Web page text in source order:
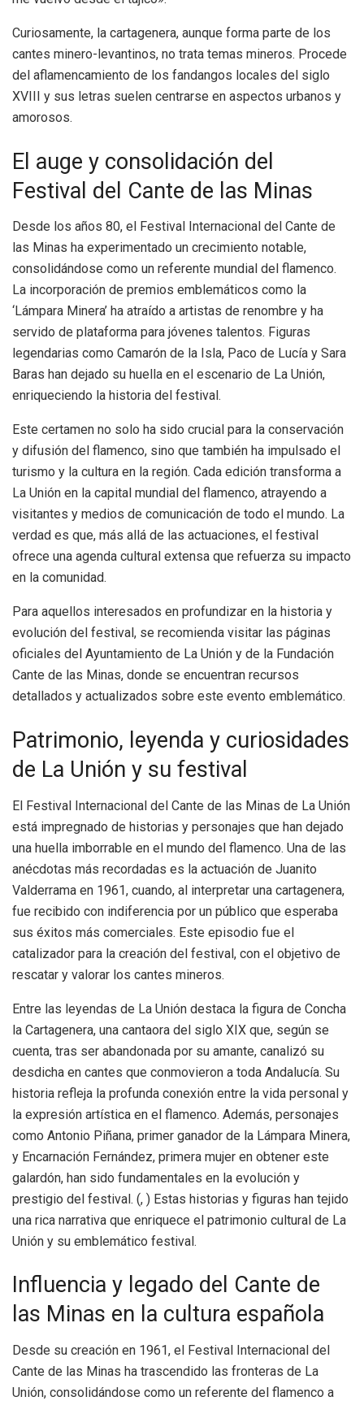
Curiosamente, la cartagenera, aunque forma parte de los
cantes minero-levantinos, no trata temas mineros. Procede
del aflamencamiento de los fandangos locales del siglo
XVIII y sus letras suelen centrarse en aspectos urbanos y
amorosos.
El auge y consolidación del
Festival del Cante de las Minas
Desde los años 80, el Festival Internacional del Cante de
las Minas ha experimentado un crecimiento notable,
consolidándose como un referente mundial del flamenco.
La incorporación de premios emblemáticos como la
‘Lámpara Minera’ ha atraído a artistas de renombre y ha
servido de plataforma para jóvenes talentos. Figuras
legendarias como Camarón de la Isla, Paco de Lucía y Sara
Baras han dejado su huella en el escenario de La Unión,
enriqueciendo la historia del festival.
Este certamen no solo ha sido crucial para la conservación
y difusión del flamenco, sino que también ha impulsado el
turismo y la cultura en la región. Cada edición transforma a
La Unión en la capital mundial del flamenco, atrayendo a
visitantes y medios de comunicación de todo el mundo. La
verdad es que, más allá de las actuaciones, el festival
ofrece una agenda cultural extensa que refuerza su impacto
en la comunidad.
Para aquellos interesados en profundizar en la historia y
evolución del festival, se recomienda visitar las páginas
oficiales del Ayuntamiento de La Unión y de la Fundación
Cante de las Minas, donde se encuentran recursos
detallados y actualizados sobre este evento emblemático.
Patrimonio, leyenda y curiosidades
de La Unión y su festival
El Festival Internacional del Cante de las Minas de La Unión
está impregnado de historias y personajes que han dejado
una huella imborrable en el mundo del flamenco. Una de las
anécdotas más recordadas es la actuación de Juanito
Valderrama en 1961, cuando, al interpretar una cartagenera,
fue recibido con indiferencia por un público que esperaba
sus éxitos más comerciales. Este episodio fue el
catalizador para la creación del festival, con el objetivo de
rescatar y valorar los cantes mineros.
Entre las leyendas de La Unión destaca la figura de Concha
la Cartagenera, una cantaora del siglo XIX que, según se
cuenta, tras ser abandonada por su amante, canalizó su
desdicha en cantes que conmovieron a toda Andalucía. Su
historia refleja la profunda conexión entre la vida personal y
la expresión artística en el flamenco. Además, personajes
como Antonio Piñana, primer ganador de la Lámpara Minera,
y Encarnación Fernández, primera mujer en obtener este
galardón, han sido fundamentales en la evolución y
prestigio del festival. (, ) Estas historias y figuras han tejido
una rica narrativa que enriquece el patrimonio cultural de La
Unión y su emblemático festival.
Influencia y legado del Cante de
las Minas en la cultura española
Desde su creación en 1961, el Festival Internacional del
Cante de las Minas ha trascendido las fronteras de La
Unión, consolidándose como un referente del flamenco a